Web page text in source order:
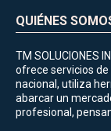
QUIÉNES
TM SOLUCIONES
ofrece servicios de
nacional, utiliza
abarcar un
profesional,